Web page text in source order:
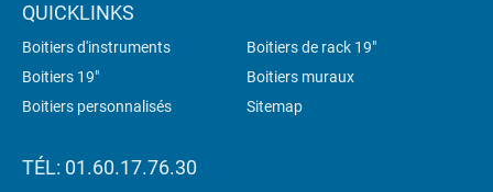
QUICKLINKS
Boitiers d'instruments
Boitiers de rack 19"
Boitiers 19"
Boitiers muraux
Boitiers personnalisés
Sitemap
TÉL: 01.60.17.76.30